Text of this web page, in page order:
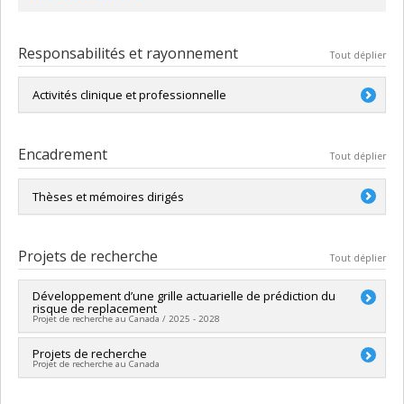
Responsabilités et rayonnement Tout déplier
Activités clinique et professionnelle
-Évaluation neuropsychologique (6-16 ans)
-Supervision d'internes en psychologie (volet évaluation
Encadrement Tout déplier
Thèses et mémoires dirigés
laboratoire psychopathologie et maltraitance
Notre équipe – Laboratoire PM
Projets de recherche Tout déplier
Développement d’une grille actuarielle de prédiction du
risque de replacement
Projet de recherche au Canada / 2025 - 2028
Chercheur principal :
Co-chercheurs :Chantal Cyr
Projets de recherche
Projet de recherche au Canada